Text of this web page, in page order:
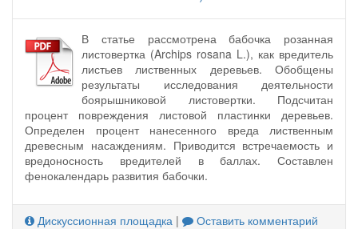
В статье рассмотрена бабочка розанная
листовертка (Archips rosana L.), как вредитель
листьев лиственных деревьев. Обобщены
результаты исследования деятельности
боярышниковой листовертки. Подсчитан
процент повреждения листовой пластинки деревьев.
Определен процент нанесенного вреда лиственным
древесным насаждениям. Приводится встречаемость и
вредоносность вредителей в баллах. Составлен
фенокалендарь развития бабочки.
Дискуссионная площадка | Оставить комментарий